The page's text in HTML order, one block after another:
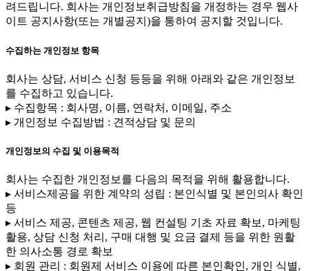
려드립니다. 회사는 개인정보취급방침을 개정하는 경우 웹사
이트 공지사항(또는 개별공지)을 통하여 공지할 것입니다.
수집하는 개인정보 항목
회사는 상담, 서비스 신청 등등을 위해 아래와 같은 개인정보
를 수집하고 있습니다.
▸ 수집항목 : 회사명, 이름, 연락처, 이메일, 주소
▸ 개인정보 수집방법 : 견적상담 및 문의
개인정보의 수집 및 이용목적
회사는 수집한 개인정보를 다음의 목적을 위해 활용합니다.
▸ 서비스제공을 위한 계약의 성립 : 본인식별 및 본인의사 확인
등
▸ 서비스 제공, 콘텐츠 제공, 웹 컨설팅 기초 자료 확보, 마케팅
활용, 상담 신청 처리, 구매 대행 및 요금 결제 등을 위한 원활
한 의사소통 경로 확보
▸ 회원 관리 : 회원제 서비스 이용에 따른 본인확인, 개인 식별,